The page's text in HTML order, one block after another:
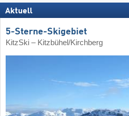
Aktuell
5-Sterne-Skigebiet
KitzSki – Kitzbühel/​Kirchberg